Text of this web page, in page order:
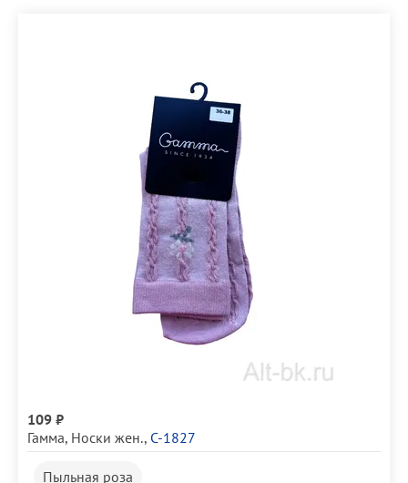
109 ₽
Гамма, Носки жен., С-1827
Пыльная роза